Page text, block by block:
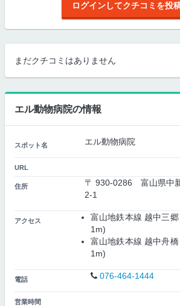
ログインしてクチコミを投
まだクチコミはありません
エル動物病院の情報
スポット名 エル動物病院
URL
住所
〒 930-0286 富山県中
2-1
アクセス
富山地鉄本線 越中三
1m)
富山地鉄本線 越中舟
1m)
電話 076-464-1444
営業時間